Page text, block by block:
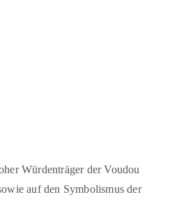
Würdenträger der Voudou
auf den Symbolismus der